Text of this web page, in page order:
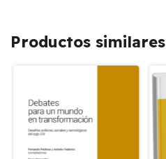
Productos similares